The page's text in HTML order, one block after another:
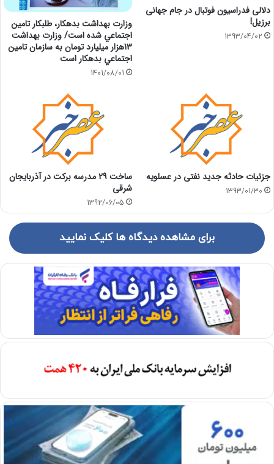
دلالی فدراسیون فوتبال در جام جهانی
برزیل!
1393/04/02
وزارت بهداشت بدهكار، طلبكار تامين
اجتماعي شده است/ وزارت بهداشت
13هزار ميليارد تومان به سازمان تامين
اجتماعي بدهكار است
1401/08/01
جزئیات حادثه جدید نفتی در عسلویه
1393/01/30
ساخت 29 مدرسه برکت در آذربایجان
شرقی
1392/06/05
برای مشاهده دیدگاه ها کلیک نمایید